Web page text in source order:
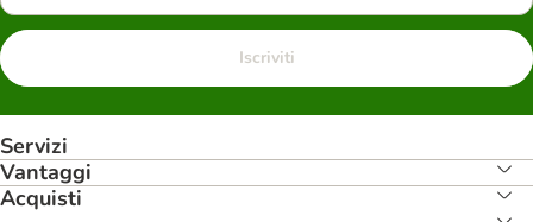
Iscriviti
Servizi
Vantaggi
Acquisti